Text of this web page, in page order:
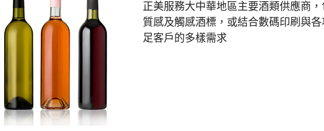
正美服務大中華地區主要酒類供應商
質感及觸感酒標，或結合數碼印刷與
足客戶的多樣需求